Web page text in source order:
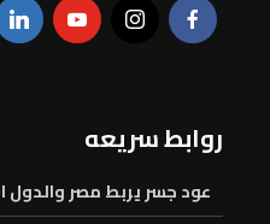
روابط سريعه
عود جسر يربط مصر والدول